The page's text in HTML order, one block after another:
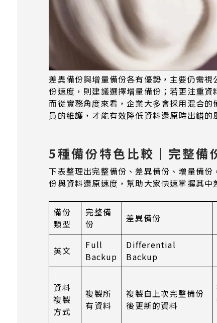
差異備份與增量備份各有優勢，主要仍需
份速度，則建議選擇增量備份；若更注重
而從實務角度來看，企業大多會採用混合
員的維護，才能有效降低資料還原時出錯的
5種備份特色比較｜完整備
下表整理出完整備份、差異備份、增量備
份與資料還原速度，幫助大家快速掌握其中
備份
類型
完整備
份
差異備份
英文
Full
Backup
Differential
Backup
資料
複製
方式
複製所
有資料
複製自上次完整備份
後更新的資料